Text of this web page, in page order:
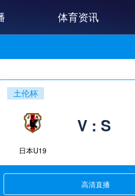
体育资讯
土伦杯
日本U19
V : S
高清直播